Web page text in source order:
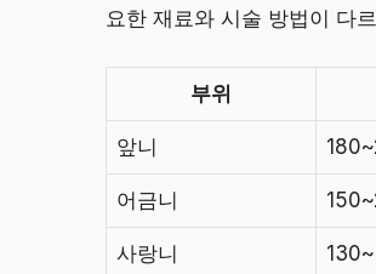
요한 재료와 시술 방법이 다
부위
앞니
어금니
사랑니